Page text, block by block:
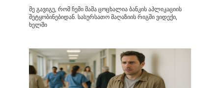
მე გავიგე, რომ ჩემი მამა ცოცხალია ბანკის აპლიკაციის
შეტყობინებიდან. სასურსათო მაღაზიის რიგში ვიდექი,
ხელში